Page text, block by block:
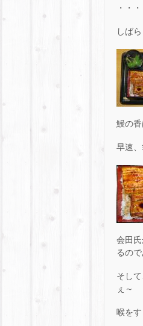
・・
しば
鰻の
早速
会田
るの
そし
ぇ～
喉を